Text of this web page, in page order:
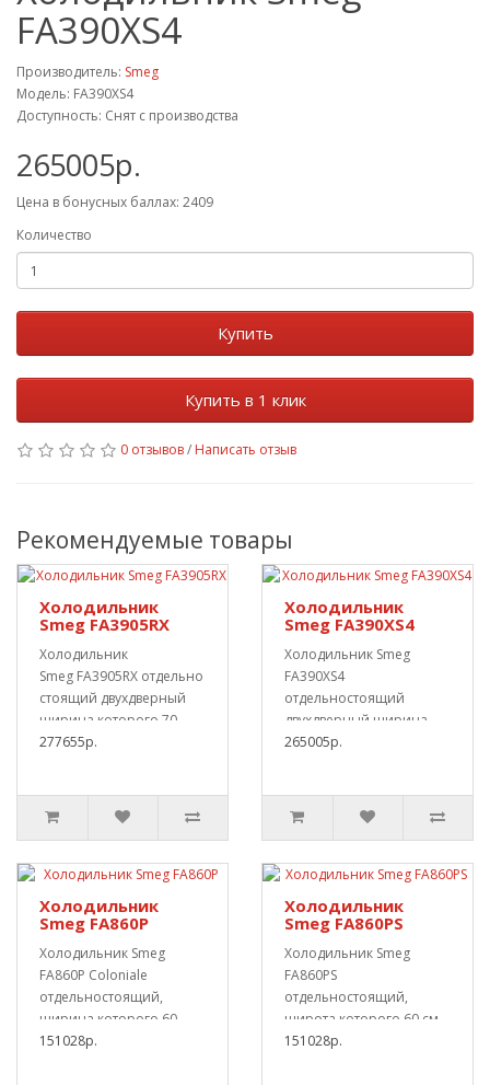
FA390XS4
Производитель: Smeg
Модель: FA390XS4
Доступность: Снят с производства
265005р.
Цена в бонусных баллах: 2409
Количество
Купить
Купить в 1 клик
0 отзывов/ Написать отзыв
Рекомендуемые товары
Холодильник
Smeg FA3905RX
Холодильник
Smeg FA3905RX отдельно
стоящий двухдверный
ширина которого 70
см.«No-frost». О..
277655р.
Холодильник
Smeg FA390XS4
Холодильник Smeg
FA390XS4
отдельностоящий
двухдверный ширина
которого 70 см.«No-
265005р.
Холодильник
Smeg FA860P
Холодильник Smeg
FA860P Coloniale
отдельностоящий,
ширина которого 60
см.«No-frost». Общий
151028р.
Холодильник
Smeg FA860PS
Холодильник Smeg
FA860PS
отдельностоящий,
широта которого 60 см.
«No-frost».Объём 328 л.
151028р.